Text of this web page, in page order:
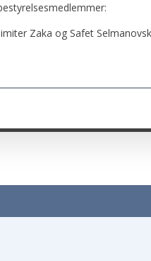
Zaka og Safet